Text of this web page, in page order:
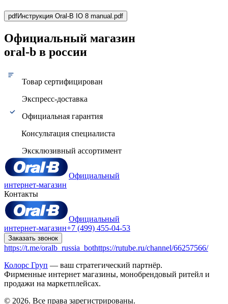
pdfИнструкция Oral-B IO 8 manual.pdf
Официальный магазин
oral-b в россии
Товар сертифицирован
Экспресс-доставка
Официальная гарантия
Консультация специалиста
Эксклюзивный ассортимент
Официальный
интернет-магазин
Контакты
Официальный
интернет-магазин+7 (499) 455-04-53
Заказать звонок
https://t.me/oralb_russia_bothttps://rutube.ru/channel/66257566/
Колорс Груп — ваш стратегический партнёр.
Фирменные интернет магазины, монобрендовый ритейл и
продажи на маркетплейсах.
© 2026. Все права зарегистрированы.